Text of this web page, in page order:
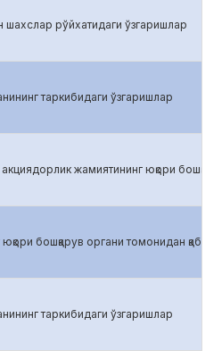
шахслар рўйхатидаги ўзгаришлар
таркибидаги ўзгаришлар
жамиятининг юқори
бошқарув органи томонидан қабул
таркибидаги ўзгаришлар